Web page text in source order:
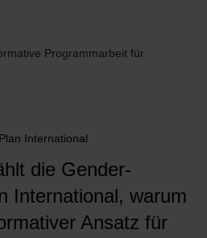
Programmarbeit für
International
die Gender-
International, warum
Ansatz für